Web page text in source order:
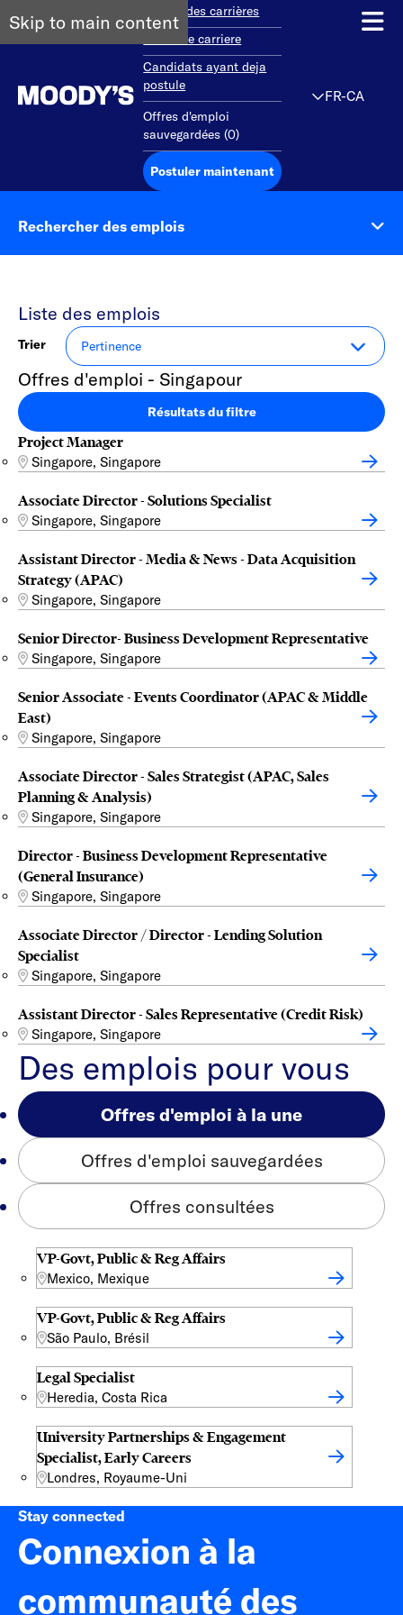
Skip to main contentAperçu des carrières
Debut de carriere
Candidats ayant deja
postule
Offres d'emploi
sauvegardées (0)
Postuler maintenant
FR-CA
Rechercher des emplois
Liste des emplois
Trier
Offres d'emploi - Singapour
Résultats du filtre
Project Manager
Singapore, Singapore
Associate Director - Solutions Specialist
Singapore, Singapore
Assistant Director - Media & News - Data Acquisition
Strategy (APAC)
Singapore, Singapore
Senior Director- Business Development Representative
Singapore, Singapore
Senior Associate - Events Coordinator (APAC & Middle
East)
Singapore, Singapore
Associate Director - Sales Strategist (APAC, Sales
Planning & Analysis)
Singapore, Singapore
Director - Business Development Representative
(General Insurance)
Singapore, Singapore
Associate Director / Director - Lending Solution
Specialist
Singapore, Singapore
Assistant Director - Sales Representative (Credit Risk)
Singapore, Singapore
Des emplois pour vous
Offres d'emploi à la une
Offres d'emploi sauvegardées
Offres consultées
VP-Govt, Public & Reg Affairs
Mexico, Mexique
VP-Govt, Public & Reg Affairs
São Paulo, Brésil
Legal Specialist
Heredia, Costa Rica
University Partnerships & Engagement
Specialist, Early Careers
Londres, Royaume-Uni
Stay connected
Connexion à la
communauté des